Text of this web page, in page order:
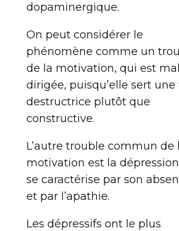
dopaminergique.
On peut considérer le
phénomène comme un
de la motivation, qui est mal
dirigée, puisqu’elle sert une
destructrice plutôt que
constructive.
L’autre trouble commun de
motivation est la
se caractérise par son
et par l’apathie.
Les dépressifs ont le plus